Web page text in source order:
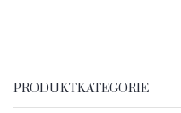
PRODUKTKATEGORIE